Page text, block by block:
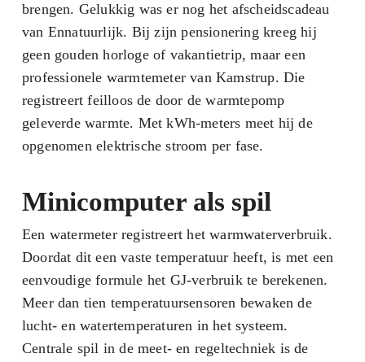
brengen. Gelukkig was er nog het afscheidscadeau
van Ennatuurlijk. Bij zijn pensionering kreeg hij
geen gouden horloge of vakantietrip, maar een
professionele warmtemeter van Kamstrup. Die
registreert feilloos de door de warmtepomp
geleverde warmte. Met kWh-meters meet hij de
opgenomen elektrische stroom per fase.
Minicomputer als spil
Een watermeter registreert het warmwaterverbruik.
Doordat dit een vaste temperatuur heeft, is met een
eenvoudige formule het GJ-verbruik te berekenen.
Meer dan tien temperatuursensoren bewaken de
lucht- en watertemperaturen in het systeem.
Centrale spil in de meet- en regeltechniek is de